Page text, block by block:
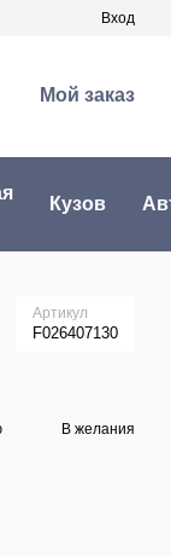
Вход
Мой заказ
Кузов
Артикул
F026407130
В желания